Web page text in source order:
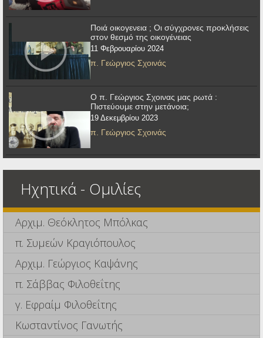
Ποιά οικογενεια ; Οι σύγχρονες προκλήσεις
στον θεσμό της οικογένειας
11 Φεβρουαρίου 2024
π. Γεώργιος Σχοινάς
Ο π. Γεώργιος Σχοινας μας ρωτά :
Πιστεύουμε στην μετάνοια;
19 Δεκεμβρίου 2023
π. Γεώργιος Σχοινάς
Ηχητικά - Ομιλίες
Αρχιμ. Θεόκλητος Μπόλκας
π. Συμεών Κραγιόπουλος
Αρχιμ. Γεώργιος Καψάνης
π. Σάββας Φιλοθεΐτης
γ. Εφραίμ Φιλοθεΐτης
Κωσταντίνος Γανωτής